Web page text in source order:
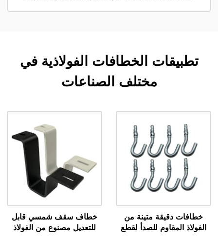
تطبيقات الخطافات الفولاذية في
مختلف الصناعات
خطافات دقيقة متينة من
الفولاذ المقاوم للصدأ لقطع
خطاف سقف شمسي قابل
للتعديل مصنوع من الفولاذ